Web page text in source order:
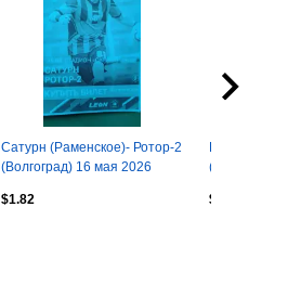
Сатурн (Раменское)- Ротор-2
(Волгоград) 16 мая 2026
ФНЛ-2
$1.82
Велес
(Волгоград) 3
$1.82